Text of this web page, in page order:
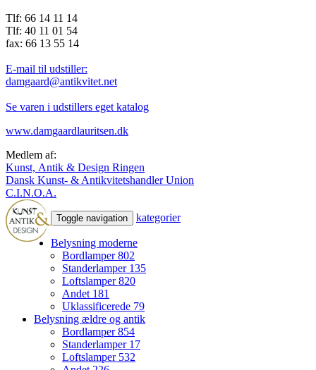
Tlf: 66 14 11 14
Tlf: 40 11 01 54
fax: 66 13 55 14
E-mail til udstiller:
damgaard@antikvitet.net
Se varen i udstillers eget katalog
www.damgaardlauritsen.dk
Medlem af:
Kunst, Antik & Design Ringen
Dansk Kunst- & Antikvitetshandler Union
C.I.N.O.A.
Toggle navigation kategorier
Belysning moderne
Bordlamper802
Standerlamper 135
Loftslamper820
Andet 181
Uklassificerede 79
Belysning ældre og antik
Bordlamper854
Standerlamper 17
Loftslamper 532